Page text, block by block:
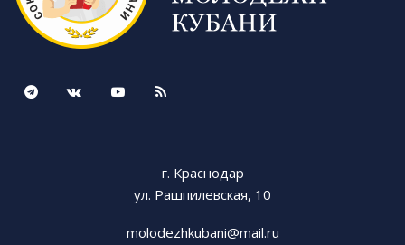
г. Краснодар
ул. Рашпилевская, 10
molodezhkubani@mail.ru